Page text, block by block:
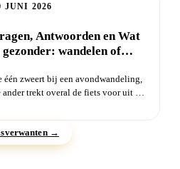
JUNI 2026
Antwoorden en Wat
gezonder: wandelen of
één zweert bij een avondwandeling,
ander trekt overal de fiets voor uit de
→